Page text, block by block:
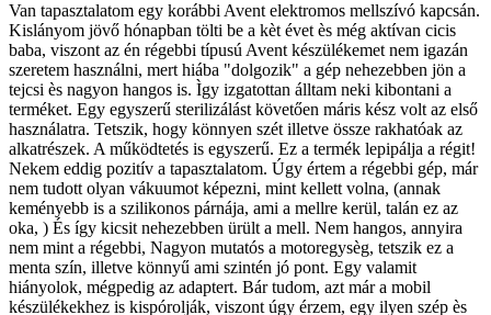
Van tapasztalatom egy korábbi Avent elektromos mellszívó kapcsán.
Kislányom jövő hónapban tölti be a kèt évet ès még aktívan cicis
baba, viszont az én régebbi típusú Avent készülékemet nem igazán
szeretem használni, mert hiába "dolgozik" a gép nehezebben jön a
tejcsi ès nagyon hangos is. Ìgy izgatottan álltam neki kibontani a
terméket. Egy egyszerű sterilizálást követően máris kész volt az első
használatra. Tetszik, hogy könnyen szét illetve össze rakhatóak az
alkatrészek. A működtetés is egyszerű. Ez a termék lepipálja a régit!
Nekem eddig pozitív a tapasztalatom. Úgy értem a régebbi gép, már
nem tudott olyan vákuumot képezni, mint kellett volna, (annak
keményebb is a szilikonos párnája, ami a mellre kerül, talán ez az
oka, ) És így kicsit nehezebben ürült a mell. Nem hangos, annyira
nem mint a régebbi, Nagyon mutatós a motoregysèg, tetszik ez a
menta szín, illetve könnyű ami szintén jó pont. Egy valamit
hiányolok, mégpedig az adaptert. Bár tudom, azt már a mobil
készülékekhez is kispórolják, viszont úgy érzem, egy ilyen szép ès